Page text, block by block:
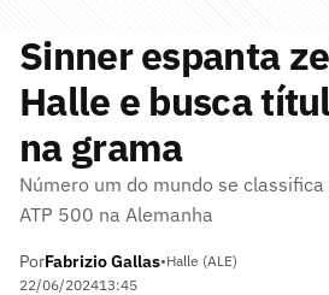
Sinner espanta
Halle e busca
na grama
Número um do mundo se
ATP 500 na Alemanha
PorFabrizio Gallas•Halle (ALE)
22/06/202413:45